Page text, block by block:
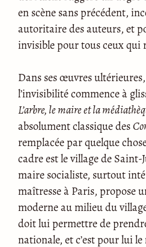
en scène sans précédent,
autoritaire des auteurs, et
invisible pour tous ceux qui
Dans ses œuvres
l’invisibilité commence à
L’arbre, le maire et la
absolument classique des
remplacée par quelque
cadre est le village de
maire socialiste, surtout
maîtresse à Paris, propose
moderne au milieu du
doit lui permettre de
nationale, et c’est pour lui